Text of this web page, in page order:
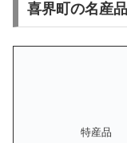
喜界町の名産
特産品